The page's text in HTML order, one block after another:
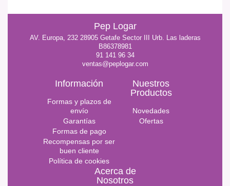
Pep Logar
AV. Europa, 232 28905 Getafe Sector III Urb. Las laderas
B86378981
91 141 96 34
ventas@peplogar.com
Información
Formas y plazos de
envío
Garantías
Formas de pago
Recompensas por ser
buen cliente
Política de cookies
Nuestros
Productos
Novedades
Ofertas
Acerca de
Nosotros